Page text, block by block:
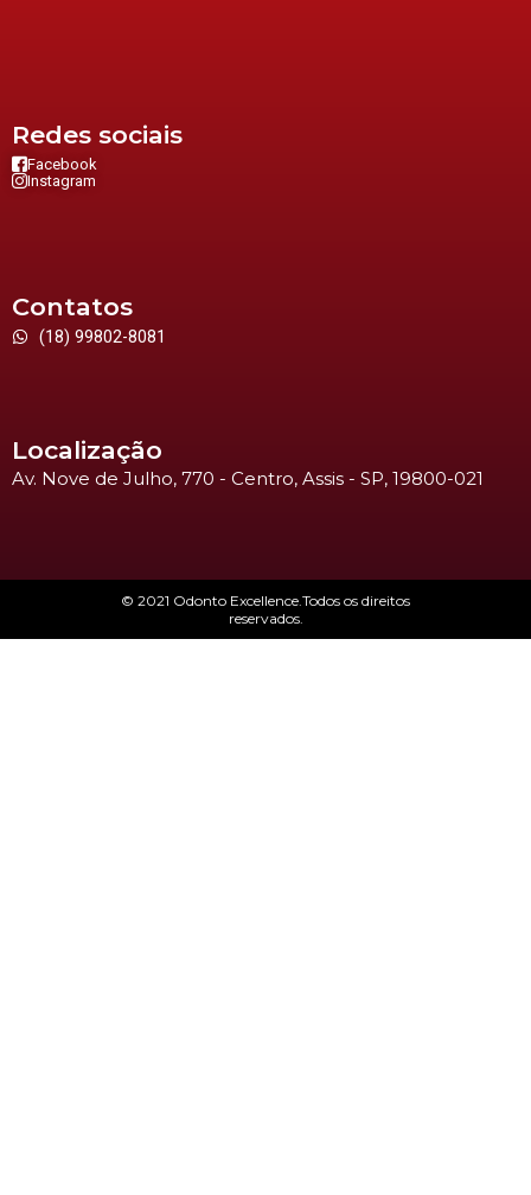
Redes sociais
Facebook
Instagram
Contatos
(18) 99802-8081
Localização
Av. Nove de Julho, 770 - Centro, Assis - SP, 19800-021
© 2021 Odonto Excellence.Todos os direitos
reservados.